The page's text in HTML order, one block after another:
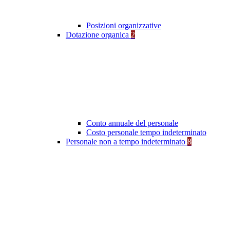
Posizioni organizzative
Dotazione organica 2
Conto annuale del personale
Costo personale tempo indeterminato
Personale non a tempo indeterminato 8